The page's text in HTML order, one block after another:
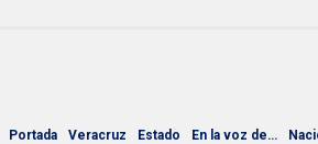
Portada Veracruz Estado En la voz de…